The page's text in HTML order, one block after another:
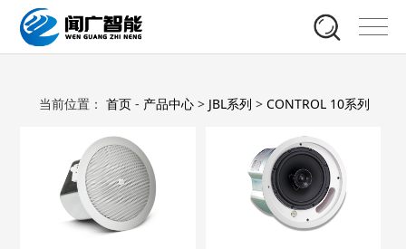
当前位置： 首页- 产品中心> JBL系列 > CONTROL 10系列